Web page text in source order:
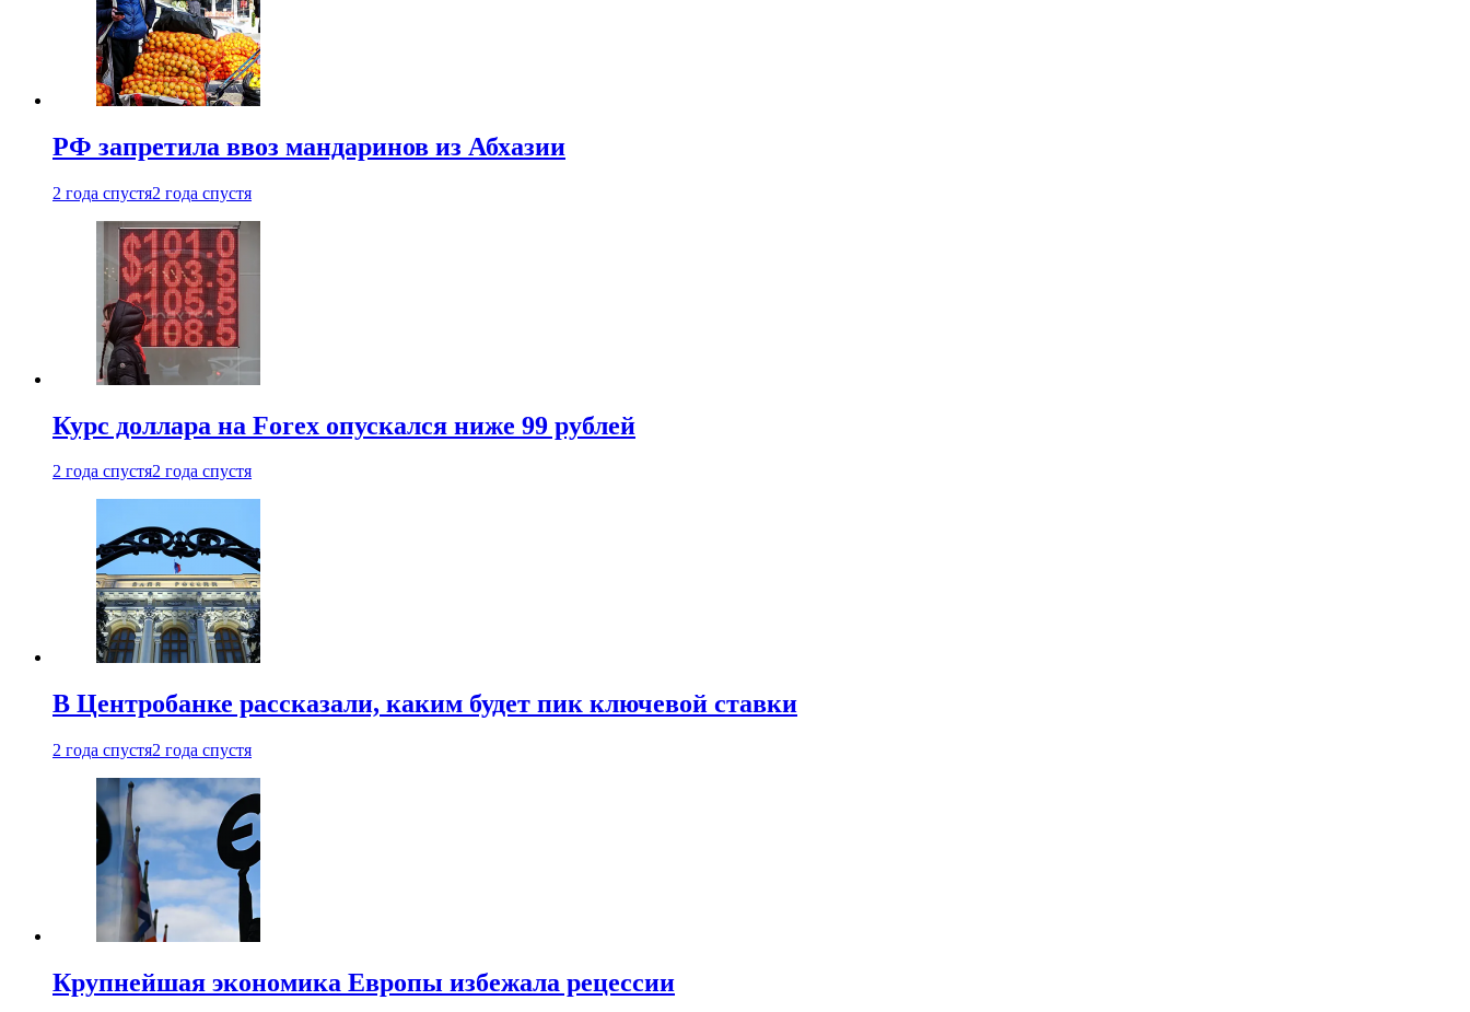
РФ запретила ввоз мандаринов из Абхазии
2 года спустя2 года спустя
Курс доллара на Forex опускался ниже 99 рублей
2 года спустя2 года спустя
В Центробанке рассказали, каким будет пик ключевой ставки
2 года спустя2 года спустя
Крупнейшая экономика Европы избежала рецессии